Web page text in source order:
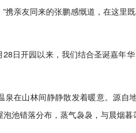
亲友同来的张鹏感慨道，在这里
日开园以来，我们结合圣诞嘉年
泉在山林间静静散发着暖意。源
池错落分布，蒸气袅袅，与晨烟暮